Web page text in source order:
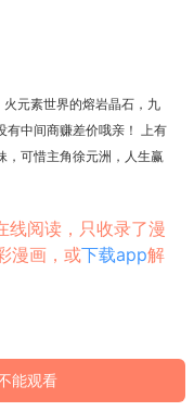
元素世界的熔岩晶石，九
有中间商赚差价哦亲！ 上有
，可惜主角徐元洲，人生赢
线阅读，只收录了漫
漫画，或下载app解
能观看